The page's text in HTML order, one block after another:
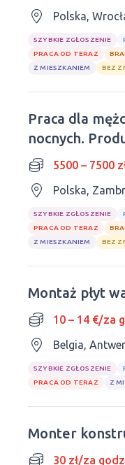
Polska,
SZYBKIE ZGŁOSZENIE
PRACA OD TERAZ
Z MIESZKANIEM
BEZ
Praca dla
nocnych.
Zambrów
5500 – 7500
Polska,
SZYBKIE ZGŁOSZENIE
PRACA OD TERAZ
Z MIESZKANIEM
BEZ
Montaż płyt
10 – 14 €/za
Belgia,
SZYBKIE ZGŁOSZENIE
PRACA OD TERAZ
Z
Monter
30 zł/za